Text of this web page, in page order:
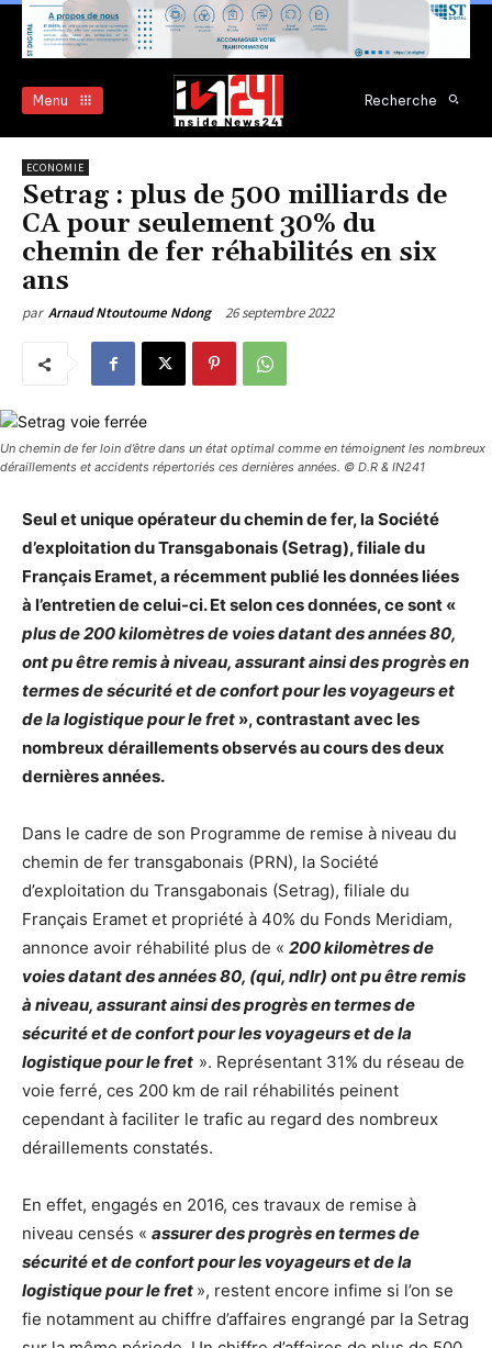
Menu Recherche
ECONOMIE
Setrag : plus de 500 milliards de
CA pour seulement 30% du
chemin de fer réhabilités en six
ans
par Arnaud Ntoutoume Ndong 26 septembre 2022
Un chemin de fer loin d’être dans un état optimal comme en témoignent les nombreux
déraillements et accidents répertoriés ces dernières années. © D.R & IN241
Seul et unique opérateur du chemin de fer, la Société
d’exploitation du Transgabonais (Setrag), filiale du
Français Eramet, a récemment publié les données liées
à l’entretien de celui-ci. Et selon ces données, ce sont «
plus de 200 kilomètres de voies datant des années 80,
ont pu être remis à niveau, assurant ainsi des progrès en
termes de sécurité et de confort pour les voyageurs et
de la logistique pour le fret », contrastant avec les
nombreux déraillements observés au cours des deux
dernières années.
Dans le cadre de son Programme de remise à niveau du
chemin de fer transgabonais (PRN), la Société
d’exploitation du Transgabonais (Setrag), filiale du
Français Eramet et propriété à 40% du Fonds Meridiam,
annonce avoir réhabilité plus de « 200 kilomètres de
voies datant des années 80, (qui, ndlr) ont pu être remis
à niveau, assurant ainsi des progrès en termes de
sécurité et de confort pour les voyageurs et de la
logistique pour le fret ». Représentant 31% du réseau de
voie ferré, ces 200 km de rail réhabilités peinent
cependant à faciliter le trafic au regard des nombreux
déraillements constatés.
En effet, engagés en 2016, ces travaux de remise à
niveau censés « assurer des progrès en termes de
sécurité et de confort pour les voyageurs et de la
logistique pour le fret », restent encore infime si l’on se
fie notamment au chiffre d’affaires engrangé par la Setrag